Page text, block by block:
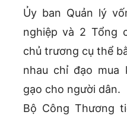
Ủy ban Quản lý
nghiệp và 2 Tổng
chủ trương cụ thể
nhau chỉ đạo mua
gạo cho người dân.
Bộ Công Thương